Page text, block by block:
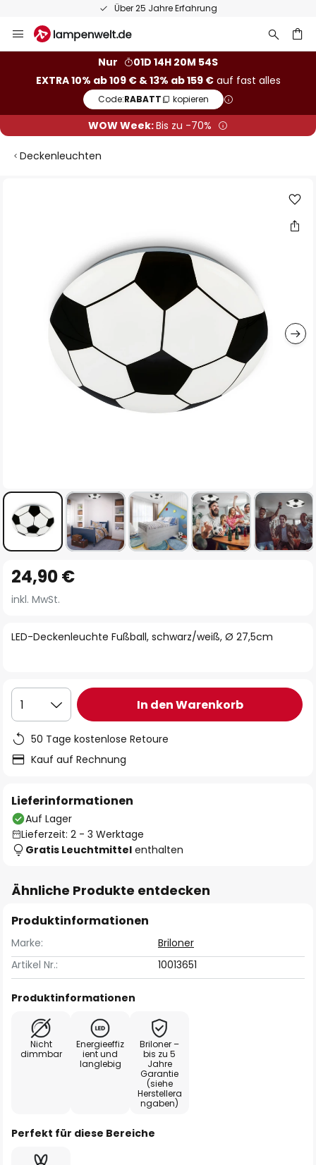
Über 25 Jahre Erfahrung
Inhalt
Nur
01D 14H 20M 54S
EXTRA 10% ab 109 € & 13% ab 159 €auf fast alles
Code:RABATT kopieren
WOW Week:Bis zu -70%
Deckenleuchten
Anfang
der
springen
LED-Deckenleuchte Fußball, schwarz/weiß, Ø 27,5cm
24,90 €
inkl. MwSt.
1 In den Warenkorb
50 Tage kostenlose Retoure
Kauf auf Rechnung
Lieferinformationen
Auf Lager
Lieferzeit: 2 - 3 Werktage
Gratis Leuchtmittel enthalten
Ähnliche Produkte entdecken
Produktinformationen
Marke:
Briloner
Artikel Nr.:
10013651
Produktinformationen
Nicht
dimmbar
Energieeffiz
ient und
langlebig
Briloner –
bis zu 5
Jahre
Garantie
(siehe
Herstellera
ngaben)
Perfekt für diese Bereiche